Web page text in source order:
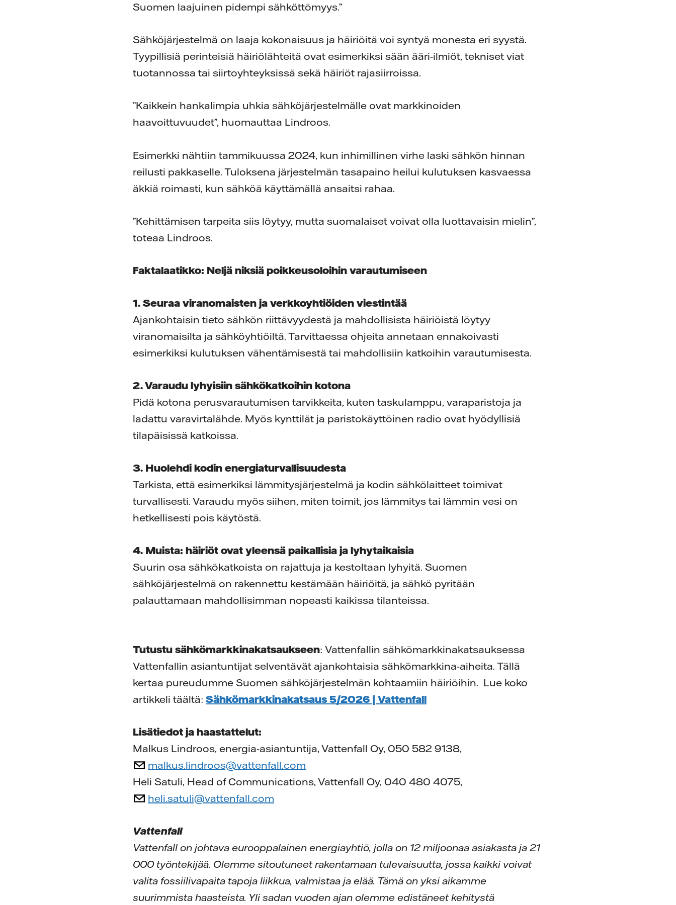
Suomen laajuinen pidempi sähköttömyys.”
Sähköjärjestelmä on laaja kokonaisuus ja häiriöitä voi syntyä monesta eri syystä.
Tyypillisiä perinteisiä häiriölähteitä ovat esimerkiksi sään ääri-ilmiöt, tekniset viat
tuotannossa tai siirtoyhteyksissä sekä häiriöt rajasiirroissa.
”Kaikkein hankalimpia uhkia sähköjärjestelmälle ovat markkinoiden
haavoittuvuudet”, huomauttaa Lindroos.
Esimerkki nähtiin tammikuussa 2024, kun inhimillinen virhe laski sähkön hinnan
reilusti pakkaselle. Tuloksena järjestelmän tasapaino heilui kulutuksen kasvaessa
äkkiä roimasti, kun sähköä käyttämällä ansaitsi rahaa.
”Kehittämisen tarpeita siis löytyy, mutta suomalaiset voivat olla luottavaisin mielin”,
toteaa Lindroos.
Faktalaatikko: Neljä niksiä poikkeusoloihin varautumiseen
1. Seuraa viranomaisten ja verkkoyhtiöiden viestintää
Ajankohtaisin tieto sähkön riittävyydestä ja mahdollisista häiriöistä löytyy
viranomaisilta ja sähköyhtiöiltä. Tarvittaessa ohjeita annetaan ennakoivasti
esimerkiksi kulutuksen vähentämisestä tai mahdollisiin katkoihin varautumisesta.
2. Varaudu lyhyisiin sähkökatkoihin kotona
Pidä kotona perusvarautumisen tarvikkeita, kuten taskulamppu, varaparistoja ja
ladattu varavirtalähde. Myös kynttilät ja paristokäyttöinen radio ovat hyödyllisiä
tilapäisissä katkoissa.
3. Huolehdi kodin energiaturvallisuudesta
Tarkista, että esimerkiksi lämmitysjärjestelmä ja kodin sähkölaitteet toimivat
turvallisesti. Varaudu myös siihen, miten toimit, jos lämmitys tai lämmin vesi on
hetkellisesti pois käytöstä.
4. Muista: häiriöt ovat yleensä paikallisia ja lyhytaikaisia
Suurin osa sähkökatkoista on rajattuja ja kestoltaan lyhyitä. Suomen
sähköjärjestelmä on rakennettu kestämään häiriöitä, ja sähkö pyritään
palauttamaan mahdollisimman nopeasti kaikissa tilanteissa.
Tutustu sähkömarkkinakatsaukseen: Vattenfallin sähkömarkkinakatsauksessa
Vattenfallin asiantuntijat selventävät ajankohtaisia sähkömarkkina-aiheita. Tällä
kertaa pureudumme Suomen sähköjärjestelmän kohtaamiin häiriöihin. Lue koko
artikkeli täältä: Sähkömarkkinakatsaus 5/2026 | Vattenfall
Lisätiedot ja haastattelut:
Malkus Lindroos, energia-asiantuntija, Vattenfall Oy, 050 582 9138,
malkus.lindroos@vattenfall.com
Heli Satuli, Head of Communications, Vattenfall Oy, 040 480 4075,
heli.satuli@vattenfall.com
Vattenfall
Vattenfall on johtava eurooppalainen energiayhtiö, jolla on 12 miljoonaa asiakasta ja 21
000 työntekijää. Olemme sitoutuneet rakentamaan tulevaisuutta, jossa kaikki voivat
valita fossiilivapaita tapoja liikkua, valmistaa ja elää. Tämä on yksi aikamme
suurimmista haasteista. Yli sadan vuoden ajan olemme edistäneet kehitystä